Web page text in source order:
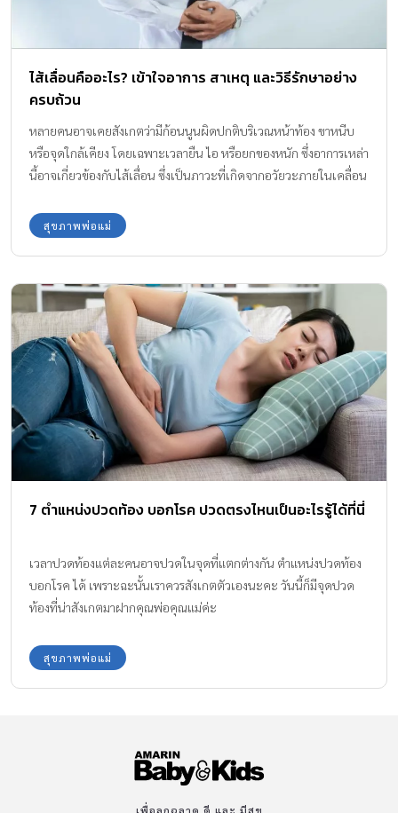
ไส้เลื่อนคืออะไร? เข้าใจอาการ สาเหตุ และวิธีรักษาอย่าง
ครบถ้วน
หลายคนอาจเคยสังเกตว่ามีก้อนนูนผิดปกติบริเวณหน้าท้อง ขาหนีบ
หรือจุดใกล้เคียง โดยเฉพาะเวลายืน ไอ หรือยกของหนัก ซึ่งอาการเหล่า
นี้อาจเกี่ยวข้องกับไส้เลื่อน ซึ่งเป็นภาวะที่เกิดจากอวัยวะภายในเคลื่อน
ได้บ่อยและเกิดขึ้นได้กับทุกเพศทุกวัย หากไม่ได้รับการดูแลอย่าง
เหมาะสม อาจทำให้เกิดภาวะแทรกซ้อนที่รุนแรงตามมาได้ ดังนั้นการ
สำคัญ เพื่อช่วยให้สามารถสังเกตและรับมือได้อย่างถูกต้องตั้งแต่ระยะ
แรก สารบัญบทความ โรคไส้เลื่อน คืออะไร? โรคไส้เลื่อน มีอาการ
อย่างไร? โรคไส้เลื่อน มีกี่ชนิด? แนวทางการรักษาไส้เลื่อน วิธีป้องกันไส้
เลื่อนทำอย่างไรได้บ้าง? ไส้เลื่อน ภาวะที่ไม่ควรมองข้าม และสัญญาณที่
ควรใส่ใจ โรคไส้เลื่อน คืออะไร? ไส้เลื่อน (Hernia) คือภาวะที่อวัยวะ
ภายในช่องท้อง เช่น ลำไส้ หรือเนื้อเยื่อไขมัน เกิดการเคลื่อนตัวผ่านจุด
อ่อนของผนังกล้ามเนื้อ (Muscle Wall) หรือเนื้อเยื่อที่ทำหน้าที่พยุง
อวัยวะภายในออกมานอกตำแหน่งปกติ ทำให้เกิดเป็นก้อนนูนหรือบวม
ให้เห็นได้ชัดเจน โรคไส้เลื่อนสามารถเกิดขึ้นได้ในหลายตำแหน่งของ
ร่างกาย โดยตำแหน่งที่พบบ่อยคือเป็นไส้เลื่อนบริเวณขาหนีบ หน้าท้อง
และสะดือ โรคไส้เลื่อน มีอาการอย่างไร? ไส้เลื่อน สังเกตอาการได้จาก
คนเป็นไส้เลื่อนมักเริ่มจากอาการเล็กน้อยและค่อย ๆ ชัดเจนขึ้นตาม
เวลา ดังนี้ มีก้อนนูนหรือบวมบริเวณหน้าท้อง ขาหนีบ หรือสะดือ […]
สุขภาพพ่อแม่
7 ตำแหน่งปวดท้อง บอกโรค ปวดตรงไหนเป็นอะไรรู้ได้ที่นี่
เวลาปวดท้องแต่ละคนอาจปวดในจุดที่แตกต่างกัน ตำแหน่งปวดท้อง
บอกโรค ได้ เพราะฉะนั้นเราควรสังเกตตัวเองนะคะ วันนี้ก็มีจุดปวด
ท้องที่น่าสังเกตมาฝากคุณพ่อคุณแม่ค่ะ
สุขภาพพ่อแม่
เพื่อลูกฉลาด ดี และ มีสุข